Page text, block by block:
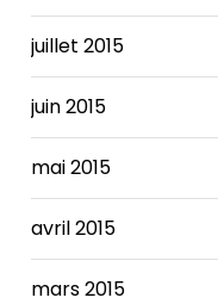
juillet 2015
juin 2015
mai 2015
avril 2015
mars 2015